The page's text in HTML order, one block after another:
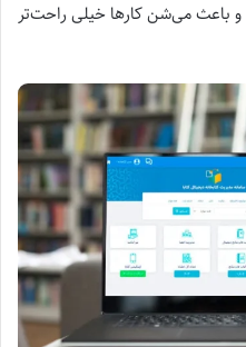
و باعث می‌شن کارها خیلی راحت‌تر